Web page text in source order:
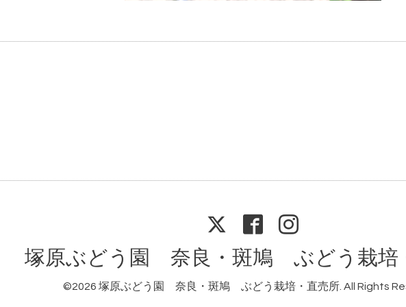
塚原ぶどう園 奈良・斑鳩 ぶどう栽培
©2026 塚原ぶどう園 奈良・斑鳩 ぶどう栽培・直売所. All Rights